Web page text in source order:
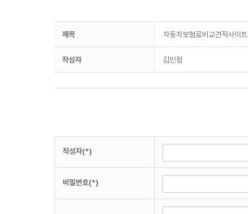
제목 자동차보험료비교견적사이트
작성자 김민정
작성자(*)
비밀번호(*)